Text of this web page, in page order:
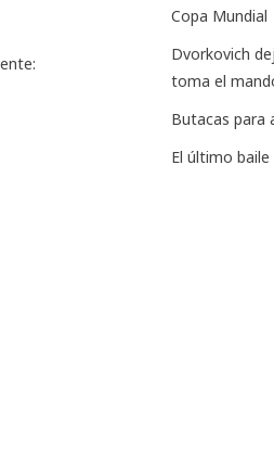
Copa Mundial
Dvorkovich
toma el
Butacas para
El último